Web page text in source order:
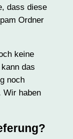
dass diese
Ordner
keine
das
noch
Wir haben